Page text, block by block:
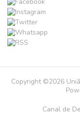
Copyright ©2026
Canal de